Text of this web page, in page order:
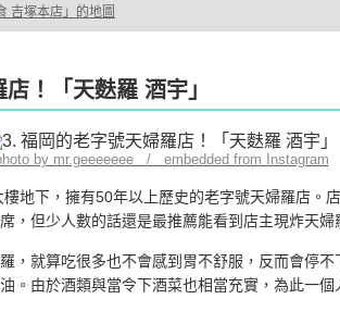
吉塚本店」的地圖
！「天麩羅 酒宇」
by mr.geeeeeee / embedded from Instagram
樓地下，擁有50年以上歷史的老字號天婦羅店。
，但少人數的話還是最推薦能看到店主現炸天婦
，就算吃很多也不會感到胃不舒服，反而會停
。由於酒類與當令下酒菜也相當充實，為此一個